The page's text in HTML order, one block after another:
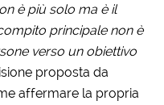
è più solo ma è il
principale non è
verso un obiettivo
proposta da
affermare la propria